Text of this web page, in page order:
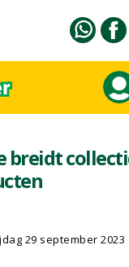
breidt
29 september 2023